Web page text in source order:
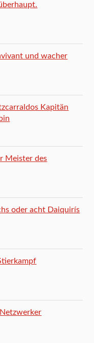
und wacher
Kapitän
Meister des
oder acht Daiquirís